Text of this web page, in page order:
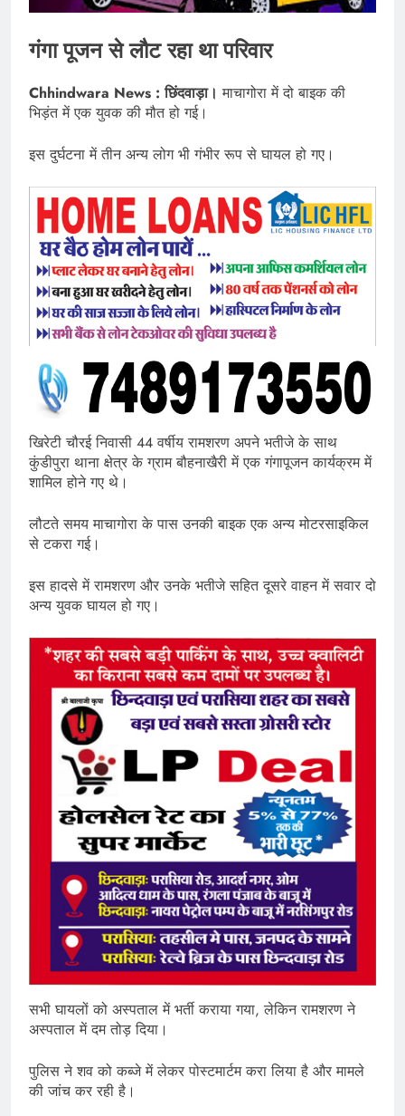
गंगा पूजन से लौट रहा था परिवार
Chhindwara News : छिंदवाड़ा।माचागोरा में दो बाइक की
भिड़ंत में एक युवक की मौत हो गई।
इस दुर्घटना में तीन अन्य लोग भी गंभीर रूप से घायल हो गए।
खिरेटी चौरई निवासी 44 वर्षीय रामशरण अपने भतीजे के साथ
कुंडीपुरा थाना क्षेत्र के ग्राम बौहनाखैरी में एक गंगापूजन कार्यक्रम में
शामिल होने गए थे।
लौटते समय माचागोरा के पास उनकी बाइक एक अन्य मोटरसाइकिल
से टकरा गई।
इस हादसे में रामशरण और उनके भतीजे सहित दूसरे वाहन में सवार दो
अन्य युवक घायल हो गए।
सभी घायलों को अस्पताल में भर्ती कराया गया, लेकिन रामशरण ने
अस्पताल में दम तोड़ दिया।
पुलिस ने शव को कब्जे में लेकर पोस्टमार्टम करा लिया है और मामले
की जांच कर रही है।